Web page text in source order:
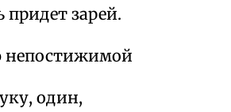
придет зарей.
непостижимой
один,